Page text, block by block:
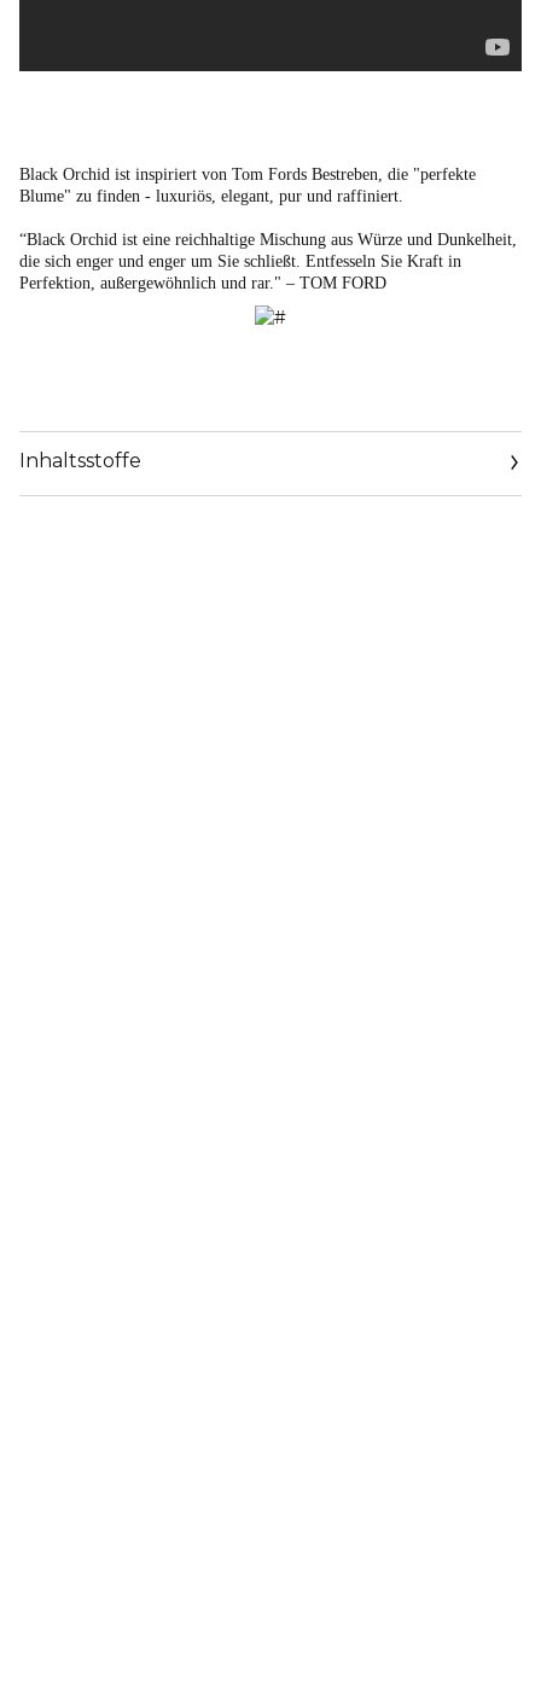
Black Orchid ist inspiriert von Tom Fords Bestreben, die "perfekte
Blume" zu finden - luxuriös, elegant, pur und raffiniert.
“Black Orchid ist eine reichhaltige Mischung aus Würze und Dunkelheit,
die sich enger und enger um Sie schließt. Entfesseln Sie Kraft in
Perfektion, außergewöhnlich und rar." – TOM FORD
Inhaltsstoffe